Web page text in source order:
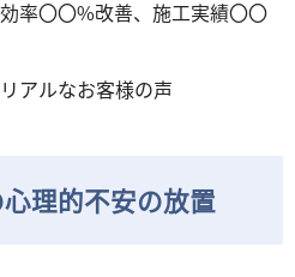
率〇〇%改善、施工実績〇〇
アルなお客様の声
理的不安の放置